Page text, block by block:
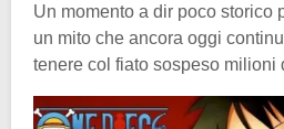
Un momento a dir poco storico
un mito che ancora oggi
tenere col fiato sospeso milioni